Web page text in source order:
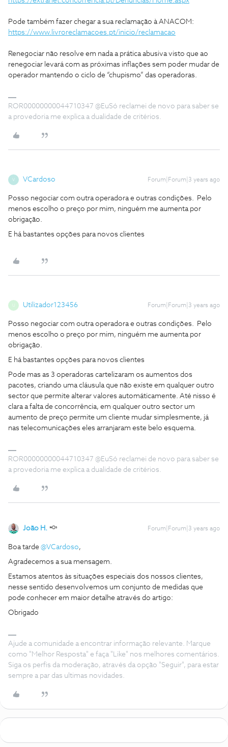
Pode também fazer chegar a sua reclamação à ANACOM:
https://www.livroreclamacoes.pt/inicio/reclamacao
Renegociar não resolve em nada a prática abusiva visto que ao
renegociar levará com as próximas inflações sem poder mudar de
operador mantendo o ciclo de “chupismo” das operadoras.
ROR00000000044710347 @EuSó reclamei de novo para saber se
a provedoria me explica a dualidade de critérios.
V VCardoso Forum|Forum|3 years ago
Posso negociar com outra operadora e outras condições. Pelo
menos escolho o preço por mim, ninguém me aumenta por
obrigação.
E há bastantes opções para novos clientes
Utilizador123456 Forum|Forum|3 years ago
Posso negociar com outra operadora e outras condições. Pelo
menos escolho o preço por mim, ninguém me aumenta por
obrigação.
E há bastantes opções para novos clientes
Pode mas as 3 operadoras cartelizaram os aumentos dos
pacotes, criando uma cláusula que não existe em qualquer outro
sector que permite alterar valores automáticamente. Até nisso é
clara a falta de concorrência, em qualquer outro sector um
aumento de preço permite um cliente mudar simplesmente, já
nas telecomunicações eles arranjaram este belo esquema.
ROR00000000044710347 @EuSó reclamei de novo para saber se
a provedoria me explica a dualidade de critérios.
João H. Forum|Forum|3 years ago
Boa tarde @VCardoso,
Agradecemos a sua mensagem.
Estamos atentos às situações especiais dos nossos clientes,
nesse sentido desenvolvemos um conjunto de medidas que
pode conhecer em maior detalhe através do artigo:
Obrigado
Ajude a comunidade a encontrar informação relevante. Marque
como "Melhor Resposta" e faça "Like" nos melhores comentários.
Siga os perfis da moderação, através da opção "Seguir", para estar
sempre a par das ultimas novidades.